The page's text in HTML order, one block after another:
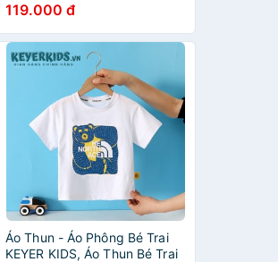
Túi Ngang Phong Cách Hàn
QT55
119.000 đ
Áo Thun - Áo Phông Bé Trai
KEYER KIDS, Áo Thun Bé Trai